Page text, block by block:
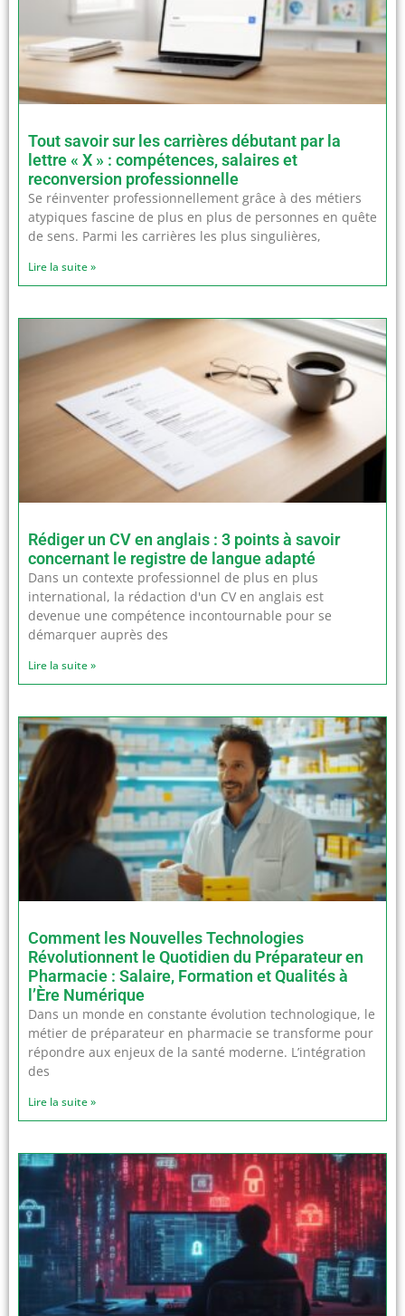
Tout savoir sur les carrières débutant par la
lettre « X » : compétences, salaires et
reconversion professionnelle
Se réinventer professionnellement grâce à des métiers
atypiques fascine de plus en plus de personnes en quête
de sens. Parmi les carrières les plus singulières,
Lire la suite »
Rédiger un CV en anglais : 3 points à savoir
concernant le registre de langue adapté
Dans un contexte professionnel de plus en plus
international, la rédaction d'un CV en anglais est
devenue une compétence incontournable pour se
démarquer auprès des
Lire la suite »
Comment les Nouvelles Technologies
Révolutionnent le Quotidien du Préparateur en
Pharmacie : Salaire, Formation et Qualités à
l’Ère Numérique
Dans un monde en constante évolution technologique, le
métier de préparateur en pharmacie se transforme pour
répondre aux enjeux de la santé moderne. L’intégration
des
Lire la suite »